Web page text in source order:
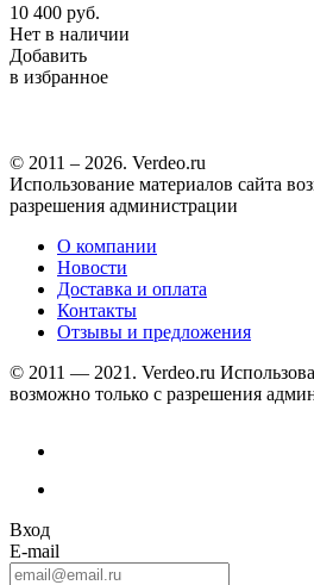
10 400 руб.
Нет в наличии
Добавить
в избранное
© 2011 – 2026. Verdeo.ru
Использование материалов сайта
разрешения администрации
О компании
Новости
Доставка и оплата
Контакты
Отзывы и предложения
© 2011 — 2021. Verdeo.ru
возможно только с разрешения
Вход
E-mail